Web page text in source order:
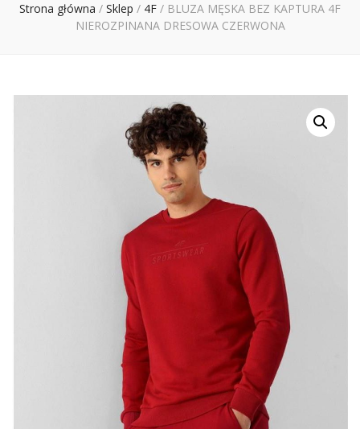
Strona główna / Sklep / 4F / BLUZA MĘSKA BEZ KAPTURA 4F
NIEROZPINANA DRESOWA CZERWONA